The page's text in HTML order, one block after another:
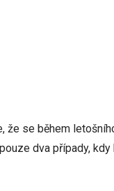
že se během
dva případy,